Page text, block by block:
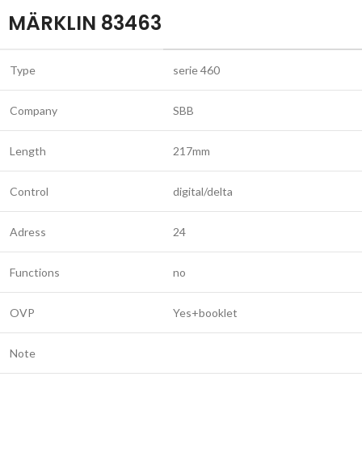
MÄRKLIN 83463
Type serie 460
Company SBB
Length 217mm
Control digital/delta
Adress 24
Functions no
OVP Yes+booklet
Note